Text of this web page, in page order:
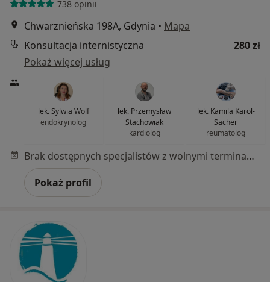
738 opinii
Chwarznieńska 198A, Gdynia • Mapa
Konsultacja internistyczna
280 zł
Pokaż więcej usług
lek. Sylwia Wolf
endokrynolog
lek. Przemysław
Stachowiak
kardiolog
lek. Kamila Karol-
Sacher
reumatolog
Brak dostępnych specjalistów z wolnymi terminami w tym centrum medycznym.
Pokaż profil